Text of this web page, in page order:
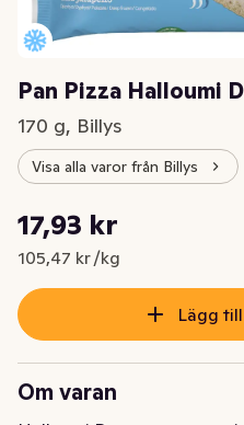
Pan Pizza Halloumi
170 g, Billys
Visa alla varor från Billys
Nuvarande pris är: 17,93 kr
17,93 kr
105,47 kr /kg
Styckpris: 105,47 kr /kg
Lägg
Om varan